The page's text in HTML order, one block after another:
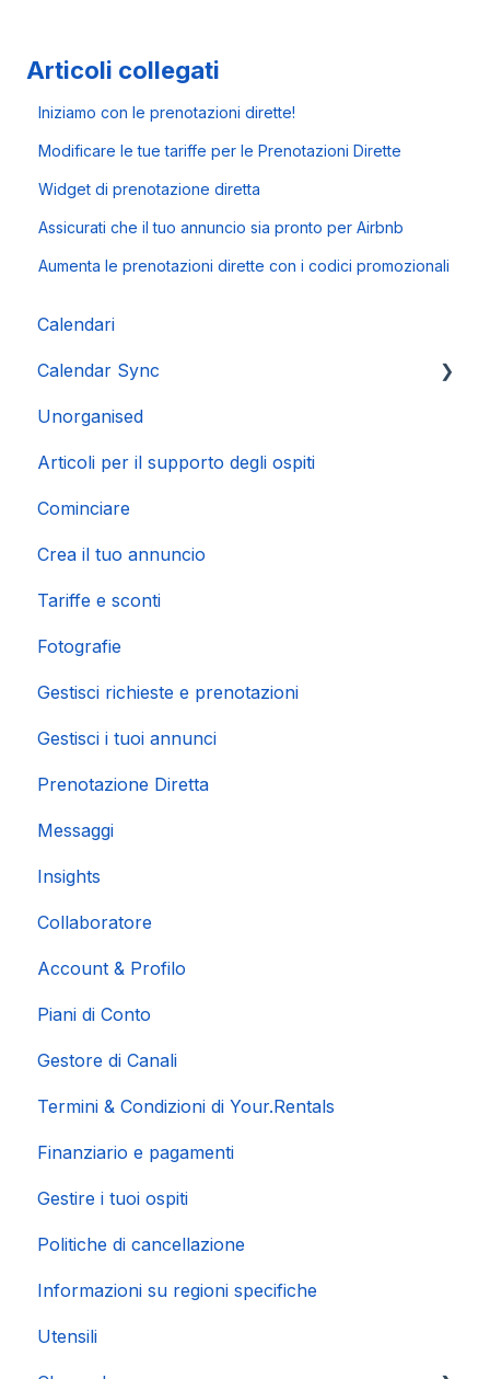
Articoli collegati
Iniziamo con le prenotazioni dirette!
Modificare le tue tariffe per le Prenotazioni Dirette
Widget di prenotazione diretta
Assicurati che il tuo annuncio sia pronto per Airbnb
Aumenta le prenotazioni dirette con i codici promozionali
Calendari
Calendar Sync
Importazione di calendari popolari
Unorganised
Articoli per il supporto degli ospiti
Cominciare
Crea il tuo annuncio
Tariffe e sconti
Fotografie
Gestisci richieste e prenotazioni
Gestisci i tuoi annunci
Prenotazione Diretta
Messaggi
Insights
Collaboratore
Account & Profilo
Piani di Conto
Gestore di Canali
Termini & Condizioni di Your.Rentals
Finanziario e pagamenti
Gestire i tuoi ospiti
Politiche di cancellazione
Informazioni su regioni specifiche
Utensili